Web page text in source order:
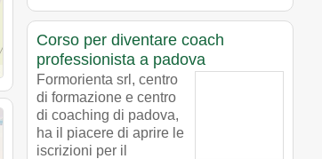
Corso per diventare coach
professionista a padova
Formorienta srl, centro
di formazione e centro
di coaching di padova,
ha il piacere di aprire le
iscrizioni per il